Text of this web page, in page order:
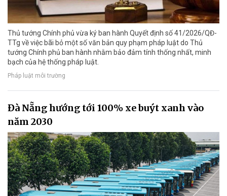
Thủ tướng Chính phủ vừa ký ban hành Quyết định số 41/2026/QĐ-
TTg về việc bãi bỏ một số văn bản quy phạm pháp luật do Thủ
tướng Chính phủ ban hành nhằm bảo đảm tính thống nhất, minh
bạch của hệ thống pháp luật.
Pháp luật môi trường
Đà Nẵng hướng tới 100% xe buýt xanh vào
năm 2030